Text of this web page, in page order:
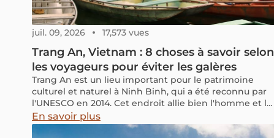
juil. 09, 2026 17,573 vues
Trang An, Vietnam : 8 choses à savoir selon
les voyageurs pour éviter les galères
Trang An est un lieu important pour le patrimoine
culturel et naturel à Ninh Binh, qui a été reconnu par
l'UNESCO en 2014. Cet endroit allie bien l'homme et la
nature, avec des sites historiques comme des temples
et des pagodes, des montagnes de calcaire, des
En savoir plus